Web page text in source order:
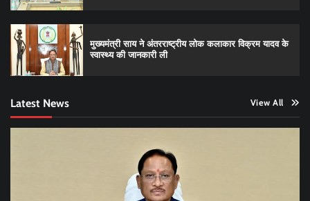
मुख्यमंत्री साय ने अंतरराष्ट्रीय लोक कलाकार विक्रम यादव के
स्वास्थ्य की जानकारी ली
Latest News View All